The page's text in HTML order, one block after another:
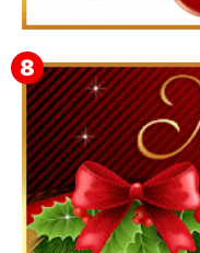
▷ Los Mejores
2022 📖